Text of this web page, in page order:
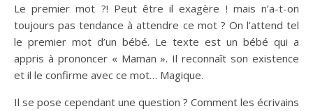
Le premier mot ?! Peut être il exagère ! mais n’a-t-on
toujours pas tendance à attendre ce mot ? On l’attend tel
le premier mot d’un bébé. Le texte est un bébé qui a
appris à prononcer « Maman ». Il reconnaît son existence
et il le confirme avec ce mot… Magique.
Il se pose cependant une question ? Comment les écrivains